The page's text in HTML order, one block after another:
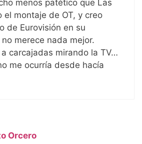
menos patético que Las
el montaje de OT, y creo
de Eurovisión en su
merece nada mejor.
carcajadas mirando la TV…
me ocurría desde hacía
Orcero